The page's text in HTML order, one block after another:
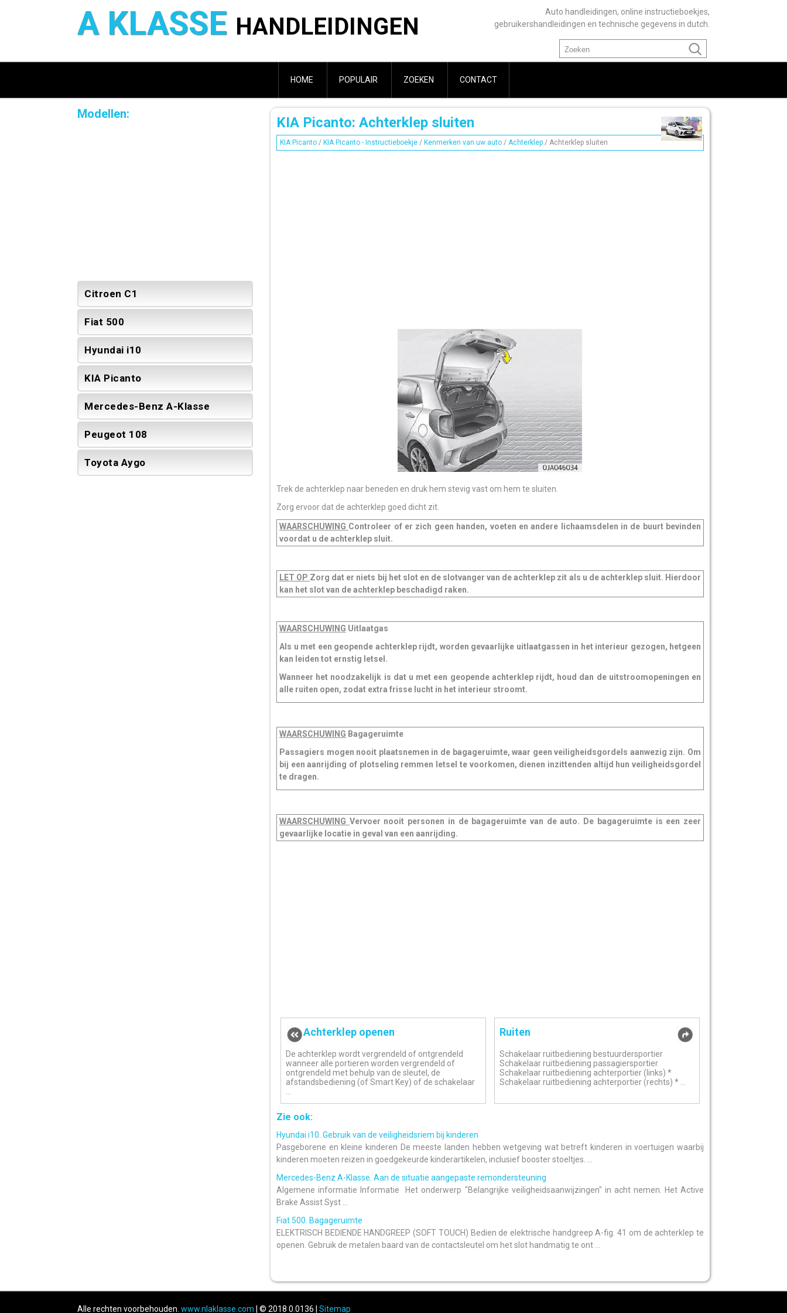
A KLASSE HANDLEIDINGEN
Auto handleidingen, online instructieboekjes,
gebruikershandleidingen en technische gegevens in dutch.
HOME POPULAIR ZOEKEN CONTACT
KIA Picanto: Achterklep sluiten
KIA Picanto / KIA Picanto - Instructieboekje / Kenmerken van uw auto / Achterklep / Achterklep sluiten
Trek de achterklep naar beneden en druk hem stevig vast om hem te sluiten.
Zorg ervoor dat de achterklep goed dicht zit.
WAARSCHUWING Controleer of er zich geen handen, voeten en andere lichaamsdelen in de buurt bevinden
voordat u de achterklep sluit.
LET OP Zorg dat er niets bij het slot en de slotvanger van de achterklep zit als u de achterklep sluit. Hierdoor
kan het slot van de achterklep beschadigd raken.
WAARSCHUWING Uitlaatgas
Als u met een geopende achterklep rijdt, worden gevaarlijke uitlaatgassen in het interieur gezogen, hetgeen
kan leiden tot ernstig letsel.
Wanneer het noodzakelijk is dat u met een geopende achterklep rijdt, houd dan de uitstroomopeningen en
alle ruiten open, zodat extra frisse lucht in het interieur stroomt.
WAARSCHUWING Bagageruimte
Passagiers mogen nooit plaatsnemen in de bagageruimte, waar geen veiligheidsgordels aanwezig zijn. Om
bij een aanrijding of plotseling remmen letsel te voorkomen, dienen inzittenden altijd hun veiligheidsgordel
te dragen.
WAARSCHUWING Vervoer nooit personen in de bagageruimte van de auto. De bagageruimte is een zeer
gevaarlijke locatie in geval van een aanrijding.
Achterklep openen
De achterklep wordt vergrendeld of ontgrendeld
wanneer alle portieren worden vergrendeld of
ontgrendeld met behulp van de sleutel, de
afstandsbediening (of Smart Key) of de schakelaar
Ruiten
Schakelaar ruitbediening bestuurdersportier
Schakelaar ruitbediening passagiersportier
Schakelaar ruitbediening achterportier (links) *
Schakelaar ruitbediening achterportier (rechts) * ...
Zie ook:
Hyundai i10. Gebruik van de veiligheidsriem bij kinderen
Pasgeborene en kleine kinderen De meeste landen hebben wetgeving wat betreft kinderen in voertuigen waarbij
kinderen moeten reizen in goedgekeurde kinderartikelen, inclusief booster stoeltjes. ...
Mercedes-Benz A-Klasse. Aan de situatie aangepaste remondersteuning
Algemene informatie Informatie Het onderwerp "Belangrijke veiligheidsaanwijzingen" in acht nemen. Het Active
Brake Assist Syst ...
Fiat 500. Bagageruimte
ELEKTRISCH BEDIENDE HANDGREEP (SOFT TOUCH) Bedien de elektrische handgreep A-fig. 41 om de achterklep te
openen. Gebruik de metalen baard van de contactsleutel om het slot handmatig te ont ...
Modellen:
Citroen C1
Fiat 500
Hyundai i10
KIA Picanto
Mercedes-Benz A-Klasse
Peugeot 108
Toyota Aygo
Alle rechten voorbehouden. www.nlaklasse.com | © 2018 0.0136 | Sitemap